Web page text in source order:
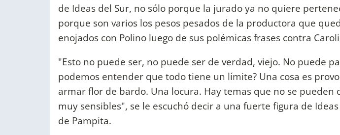
de Ideas del Sur, no sólo porque la jurado ya no quiere
porque son varios los pesos pesados de la productora que
enojados con Polino luego de sus polémicas frases contra
"Esto no puede ser, no puede ser de verdad, viejo. No puede
podemos entender que todo tiene un límite? Una cosa es
armar flor de bardo. Una locura. Hay temas que no se pueden
muy sensibles", se le escuchó decir a una fuerte figura de
de Pampita.